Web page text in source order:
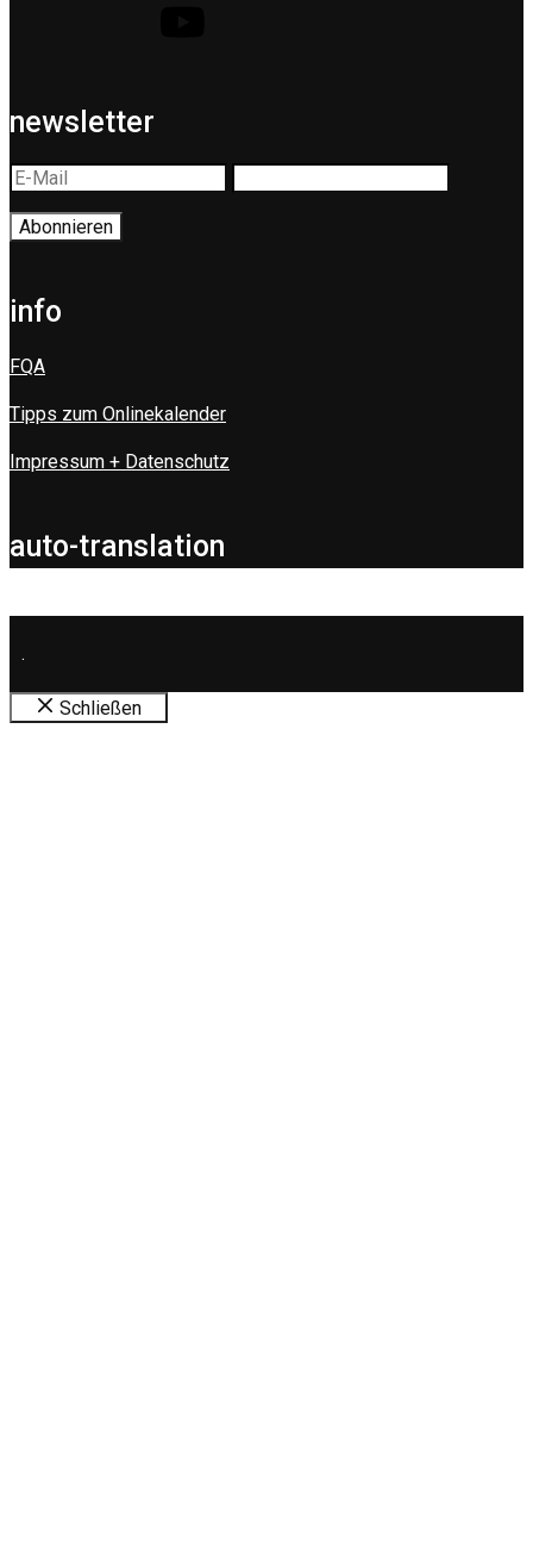
newsletter
info
FQA
Tipps zum Onlinekalender
Impressum + Datenschutz
auto-translation
.
Schließen